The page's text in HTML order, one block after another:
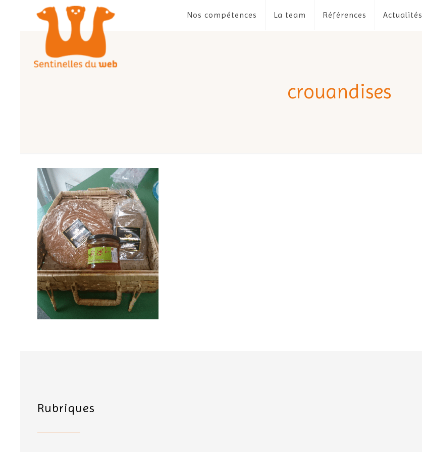
Nos compétences La team Références Actualités
crouandises
Rubriques